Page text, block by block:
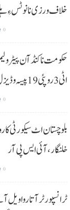
خلاف ورزی نا نوٹس ءِ
0
حکومت نا کنڈ آن پیٹرولیم
اٹی 3 روپئی 19 پیسہ و ڈیزل اٹی اسہ روپئی 50 پیسہ نا کمتی
0
خلنگار،آئی ایس پی آر
0
ٹرانسپورٹر آتا روا